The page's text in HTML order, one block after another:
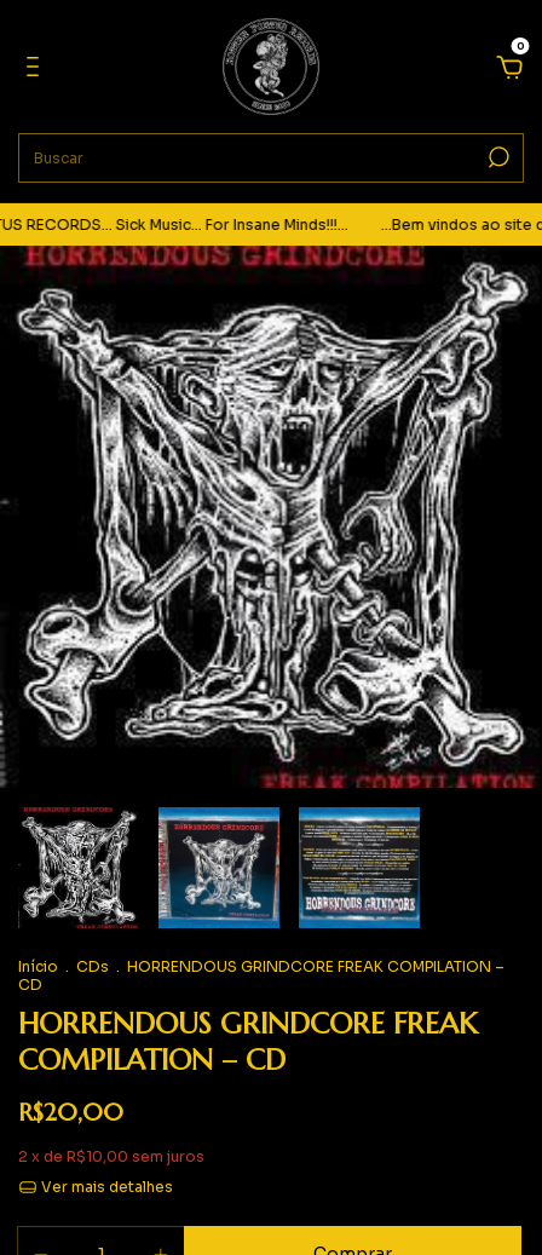
0
Sick Music... For Insane Minds!!!... ...Bem vindos ao site da
Início . CDs . HORRENDOUS GRINDCORE FREAK COMPILATION –
CD
HORRENDOUS GRINDCORE FREAK
COMPILATION – CD
R$20,00
2 x de R$10,00 sem juros
Ver mais detalhes